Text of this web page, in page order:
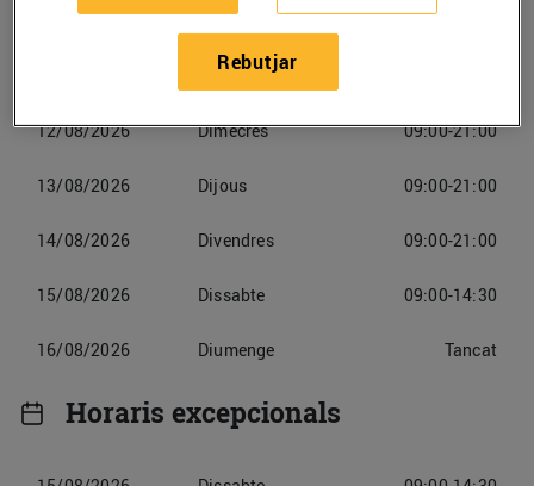
10/08/2026 Dilluns 09:00-21:00
Dimarts
12/08/2026 Dimecres 09:00-21:00
13/08/2026 Dijous 09:00-21:00
14/08/2026 Divendres 09:00-21:00
15/08/2026 Dissabte 09:00-14:30
16/08/2026 Diumenge Tancat
Horaris excepcionals
Rebutjar